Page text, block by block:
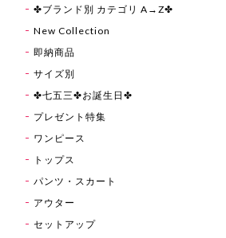
✤ブランド別 カテゴリ A→Z✤
New Collection
即納商品
サイズ別
✤七五三✤お誕生日✤
プレゼント特集
ワンピース
トップス
パンツ・スカート
アウター
セットアップ